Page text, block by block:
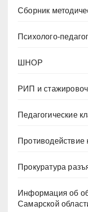
Сборник
Психолого-
ШНОР
РИП и
Педагогические
Противодействие
Прокуратура
Информация об
Самарской